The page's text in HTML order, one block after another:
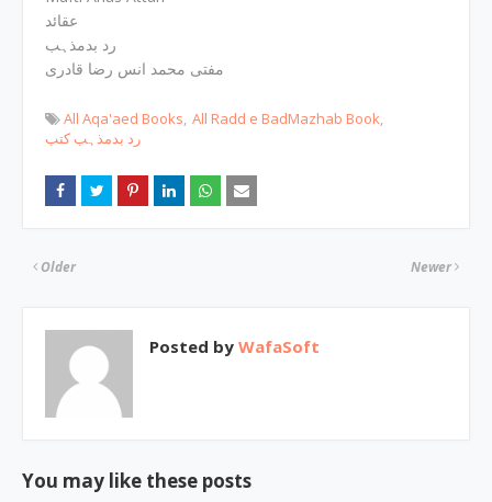
عقائد
رد بدمذہب
مفتی محمد انس رضا قادری
All Aqa'aed Books All Radd e BadMazhab Book
رد بدمذہب کتب
Newer
Older
Posted by WafaSoft
You may like these posts